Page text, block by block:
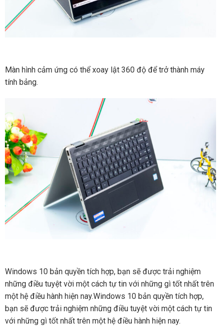
Màn hình cảm ứng có thể xoay lật 360 độ để trở thành máy
tính bảng.
Windows 10 bản quyền tích hợp, bạn sẽ được trải nghiệm
những điều tuyệt vời một cách tự tin với những gì tốt nhất trên
một hệ điều hành hiện nay.Windows 10 bản quyền tích hợp,
bạn sẽ được trải nghiệm những điều tuyệt vời một cách tự tin
với những gì tốt nhất trên một hệ điều hành hiện nay.